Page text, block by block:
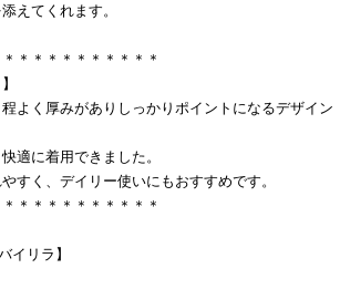
えてくれます。
＊＊＊＊＊＊＊＊＊＊
よく厚みがありしっかりポイントになるデザイン
適に着用できました。
すく、デイリー使いにもおすすめです。
＊＊＊＊＊＊＊＊＊＊
イリラ】